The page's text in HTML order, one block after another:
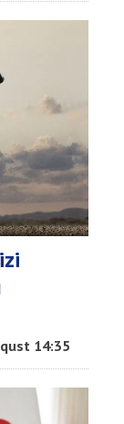
14:35